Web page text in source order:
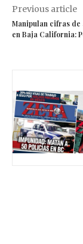
Previous article
Manipulan cifras de
en Baja California: